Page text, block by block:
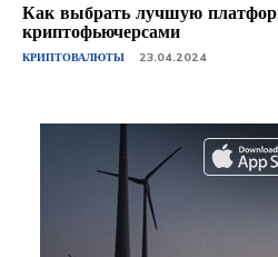
Как выбрать лучшую
криптофьючерсами
КРИПТОВАЛЮТЫ 23.04.2024